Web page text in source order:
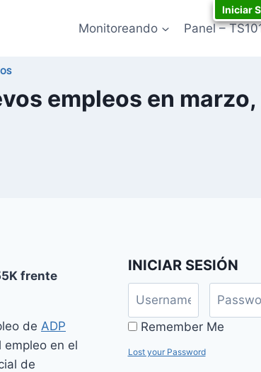
Monitoreando Panel –
empleos en
frente
de ADP
empleo en el
de
INICIAR SESIÓN
Remember Me
Lost your Password
Iniciar